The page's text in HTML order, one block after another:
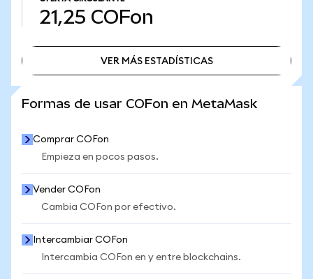
21,25 COFon
VER MÁS ESTADÍSTICAS
Formas de usar COFon en MetaMask
Comprar COFon
Empieza en pocos pasos.
Vender COFon
Cambia COFon por efectivo.
Intercambiar COFon
Intercambia COFon en y entre blockchains.